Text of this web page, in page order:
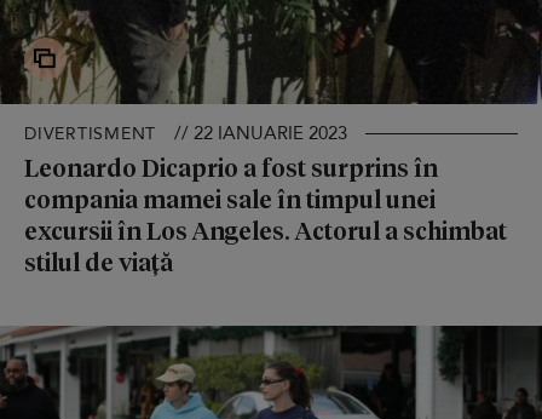
DIVERTISMENT // 22 IANUARIE 2023
Leonardo Dicaprio a fost surprins în
compania mamei sale în timpul unei
excursii în Los Angeles. Actorul a schimbat
stilul de viață